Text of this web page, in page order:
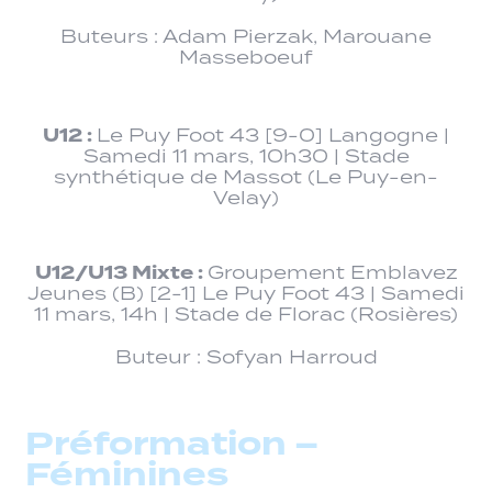
Buteurs : Adam Pierzak, Marouane
Masseboeuf
U12 : Le Puy Foot 43 [9-0] Langogne |
Samedi 11 mars, 10h30 | Stade
synthétique de Massot (Le Puy-en-
Velay)
U12/U13 Mixte : Groupement Emblavez
Jeunes (B) [2-1] Le Puy Foot 43 | Samedi
11 mars, 14h | Stade de Florac (Rosières)
Buteur : Sofyan Harroud
Préformation –
Féminines